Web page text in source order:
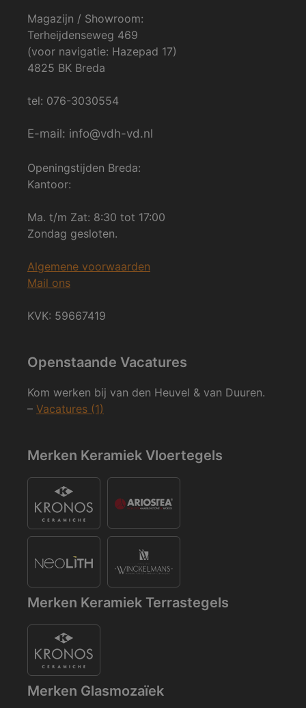
Magazijn / Showroom:
Terheijdenseweg 469
(voor navigatie: Hazepad 17)
4825 BK Breda
tel: 076-3030554
E-mail: info@vdh-vd.nl
Openingstijden Breda:
Kantoor:
Ma. t/m Zat: 8:30 tot 17:00
Zondag gesloten.
Algemene voorwaarden
Mail ons
KVK: 59667419
Openstaande Vacatures
Kom werken bij van den Heuvel & van Duuren.
– Vacatures (1)
Merken Keramiek Vloertegels
Merken Keramiek Terrastegels
Merken Glasmozaïek